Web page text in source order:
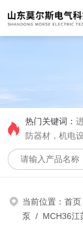
热门关键词：
防器材，机电
当前位置：首页
泵 / MCH36江